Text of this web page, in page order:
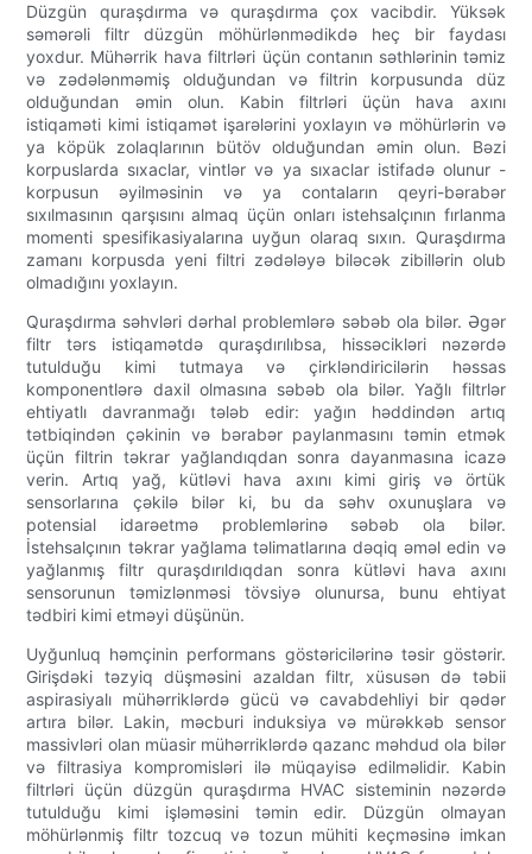
Düzgün quraşdırma və quraşdırma çox vacibdir. Yüksək
səmərəli filtr düzgün möhürlənmədikdə heç bir faydası
yoxdur. Mühərrik hava filtrləri üçün contanın səthlərinin təmiz
və zədələnməmiş olduğundan və filtrin korpusunda düz
olduğundan əmin olun. Kabin filtrləri üçün hava axını
istiqaməti kimi istiqamət işarələrini yoxlayın və möhürlərin və
ya köpük zolaqlarının bütöv olduğundan əmin olun. Bəzi
korpuslarda sıxaclar, vintlər və ya sıxaclar istifadə olunur -
korpusun əyilməsinin və ya contaların qeyri-bərabər
sıxılmasının qarşısını almaq üçün onları istehsalçının fırlanma
momenti spesifikasiyalarına uyğun olaraq sıxın. Quraşdırma
zamanı korpusda yeni filtri zədələyə biləcək zibillərin olub
olmadığını yoxlayın.
Quraşdırma səhvləri dərhal problemlərə səbəb ola bilər. Əgər
filtr tərs istiqamətdə quraşdırılıbsa, hissəcikləri nəzərdə
tutulduğu kimi tutmaya və çirkləndiricilərin həssas
komponentlərə daxil olmasına səbəb ola bilər. Yağlı filtrlər
ehtiyatlı davranmağı tələb edir: yağın həddindən artıq
tətbiqindən çəkinin və bərabər paylanmasını təmin etmək
üçün filtrin təkrar yağlandıqdan sonra dayanmasına icazə
verin. Artıq yağ, kütləvi hava axını kimi giriş və örtük
sensorlarına çəkilə bilər ki, bu da səhv oxunuşlara və
potensial idarəetmə problemlərinə səbəb ola bilər.
İstehsalçının təkrar yağlama təlimatlarına dəqiq əməl edin və
yağlanmış filtr quraşdırıldıqdan sonra kütləvi hava axını
sensorunun təmizlənməsi tövsiyə olunursa, bunu ehtiyat
tədbiri kimi etməyi düşünün.
Uyğunluq həmçinin performans göstəricilərinə təsir göstərir.
Girişdəki təzyiq düşməsini azaldan filtr, xüsusən də təbii
aspirasiyalı mühərriklərdə gücü və cavabdehliyi bir qədər
artıra bilər. Lakin, məcburi induksiya və mürəkkəb sensor
massivləri olan müasir mühərriklərdə qazanc məhdud ola bilər
və filtrasiya kompromisləri ilə müqayisə edilməlidir. Kabin
filtrləri üçün düzgün quraşdırma HVAC sisteminin nəzərdə
tutulduğu kimi işləməsini təmin edir. Düzgün olmayan
möhürlənmiş filtr tozcuq və tozun mühiti keçməsinə imkan